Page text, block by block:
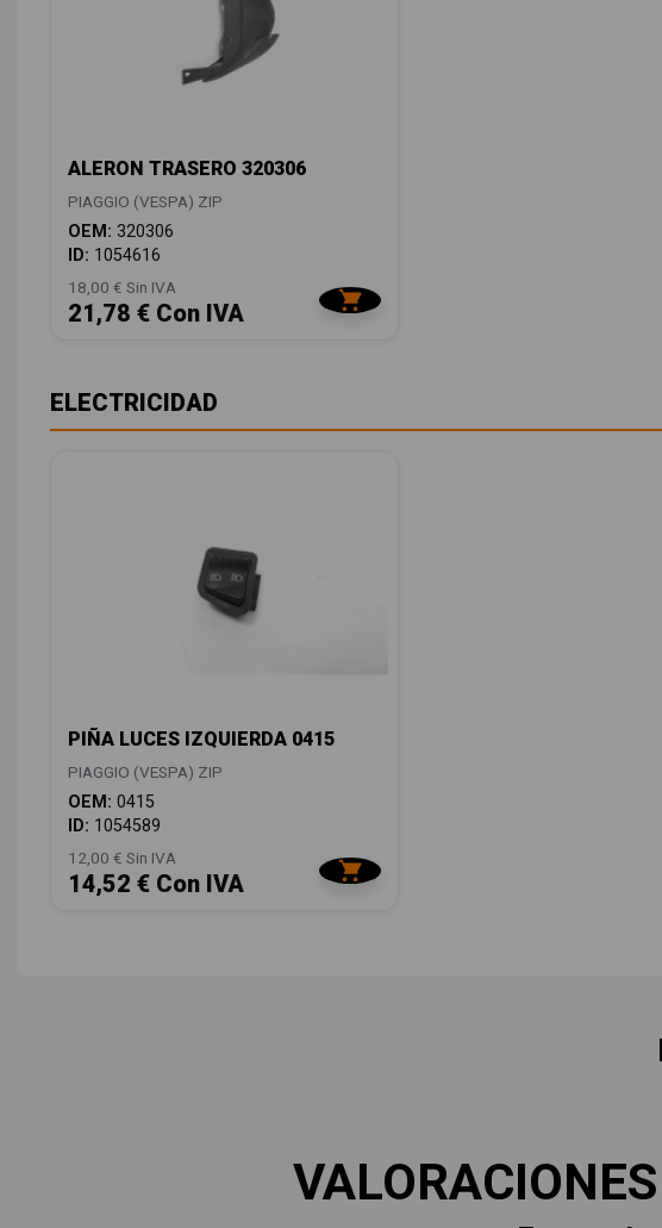
ALERON TRASERO 320306
PIAGGIO (VESPA) ZIP
OEM: 320306
ID: 1054616
18,00 € Sin IVA
21,78 € Con IVA
ELECTRICIDAD
PIÑA LUCES IZQUIERDA 0415
PIAGGIO (VESPA) ZIP
OEM: 0415
ID: 1054589
12,00 € Sin IVA
14,52 € Con IVA
VALORACIONES